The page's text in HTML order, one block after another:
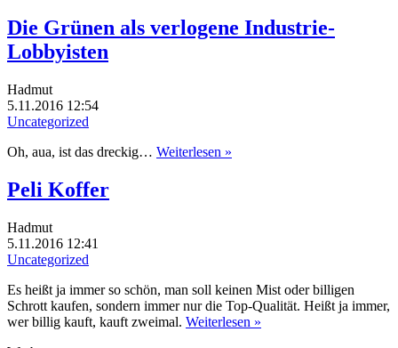
Die Grünen als verlogene Industrie-
Lobbyisten
Hadmut
5.11.2016 12:54
Uncategorized
Oh, aua, ist das dreckig… Weiterlesen »
Peli Koffer
Hadmut
5.11.2016 12:41
Uncategorized
Es heißt ja immer so schön, man soll keinen Mist oder billigen
Schrott kaufen, sondern immer nur die Top-Qualität. Heißt ja immer,
wer billig kauft, kauft zweimal. Weiterlesen »